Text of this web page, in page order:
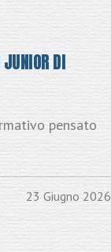
JUNIOR DI
pensato
23 Giugno 2026